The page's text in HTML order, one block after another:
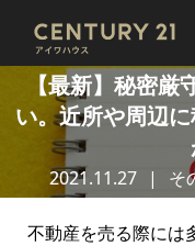
【最新】秘密
い。近所や周辺
2021.11.27 そ
不動産を売る際には